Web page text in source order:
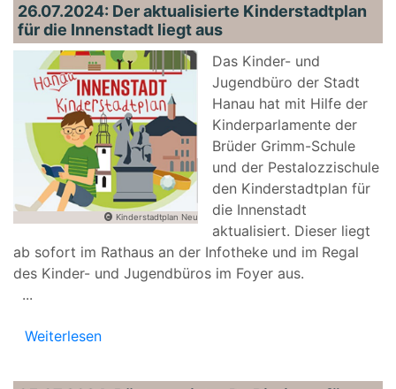
26.07.2024: Der aktualisierte Kinderstadtplan
für die Innenstadt liegt aus
Kinderstadtplan Neu
Das Kinder- und
Jugendbüro der Stadt
Hanau hat mit Hilfe der
Kinderparlamente der
Brüder Grimm-Schule
und der Pestalozzischule
den Kinderstadtplan für
die Innenstadt
aktualisiert. Dieser liegt
ab sofort im Rathaus an der Infotheke und im Regal
des Kinder- und Jugendbüros im Foyer aus.
...
Weiterlesen